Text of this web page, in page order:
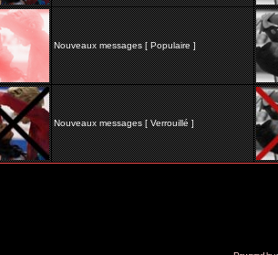
Nouveaux messages [ Populaire ]
Nouveaux messages [ Verrouillé ]